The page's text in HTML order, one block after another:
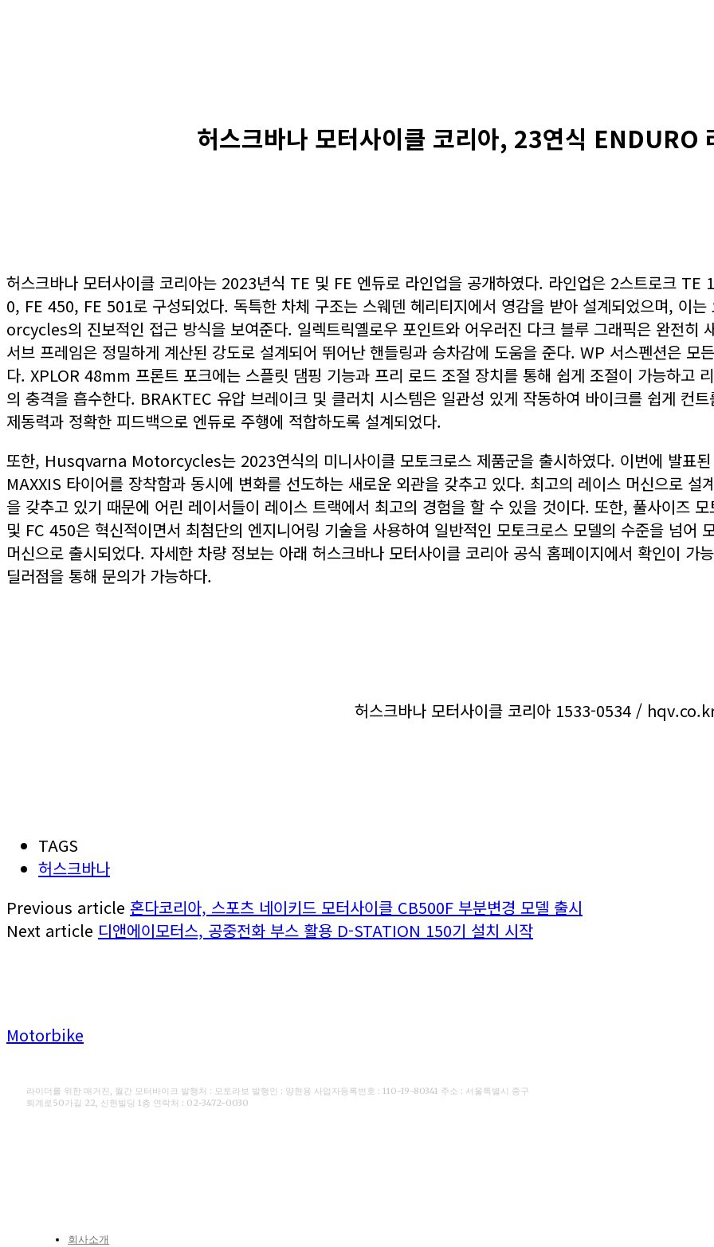
허스크바나 모터사이클 코리아, 23연식 ENDURO
허스크바나 모터사이클 코리아는 2023년식 TE 및 FE 엔듀로 라인업을 공개하였다. 라인업은 2스트로크
0, FE 450, FE 501로 구성되었다. 독특한 차체 구조는 스웨덴 헤리티지에서 영감을 받아 설계되었으며, 이
orcycles의 진보적인 접근 방식을 보여준다. 일렉트릭옐로우 포인트와 어우러진 다크 블루 그래픽은 완전히
서브 프레임은 정밀하게 계산된 강도로 설계되어 뛰어난 핸들링과 승차감에 도움을 준다. WP 서스펜션은
다. XPLOR 48mm 프론트 포크에는 스플릿 댐핑 기능과 프리 로드 조절 장치를 통해 쉽게 조절이 가능하고
의 충격을 흡수한다. BRAKTEC 유압 브레이크 및 클러치 시스템은 일관성 있게 작동하여 바이크를 쉽게 컨
제동력과 정확한 피드백으로 엔듀로 주행에 적합하도록 설계되었다.
또한, Husqvarna Motorcycles는 2023연식의 미니사이클 모토크로스 제품군을 출시하였다. 이번에 발표
MAXXIS 타이어를 장착함과 동시에 변화를 선도하는 새로운 외관을 갖추고 있다. 최고의 레이스 머신으로
을 갖추고 있기 때문에 어린 레이서들이 레이스 트랙에서 최고의 경험을 할 수 있을 것이다. 또한, 풀사이즈
및 FC 450은 혁신적이면서 최첨단의 엔지니어링 기술을 사용하여 일반적인 모토크로스 모델의 수준을 넘어
머신으로 출시되었다. 자세한 차량 정보는 아래 허스크바나 모터사이클 코리아 공식 홈페이지에서 확인이 가
딜러점을 통해 문의가 가능하다.
허스크바나 모터사이클 코리아 1533-0534 /
TAGS
허스크바나
Previous article 혼다코리아, 스포츠 네이키드 모터사이클 CB500F 부분변경 모델 출시
Next article 디앤에이모터스, 공중전화 부스 활용 D-STATION 150기 설치 시작
Motorbike
라이더를 위한 매거진, 월간 모터바이크 발행처 : 모토라보 발행인 : 양현용 사업자등록번호 : 110-19-80341 주소 : 서울특별시 중구
퇴계로50가길 22, 신현빌딩 1층 연락처 : 02-3472-0030
회사소개